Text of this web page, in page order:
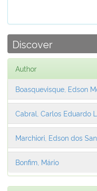
Discover
Author
Boasquevisque, Edson
Cabral, Carlos Eduardo
Marchiori, Edson dos
Bonfim, Mário